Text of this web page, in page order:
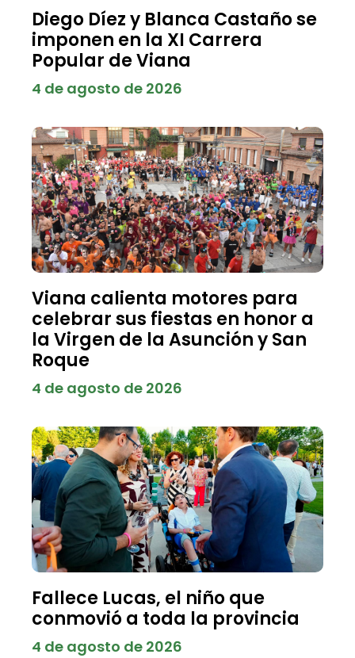
Diego Díez y Blanca Castaño se
imponen en la XI Carrera
Popular de Viana
4 de agosto de 2026
Viana calienta motores para
celebrar sus fiestas en honor a
la Virgen de la Asunción y San
Roque
4 de agosto de 2026
Fallece Lucas, el niño que
conmovió a toda la provincia
4 de agosto de 2026